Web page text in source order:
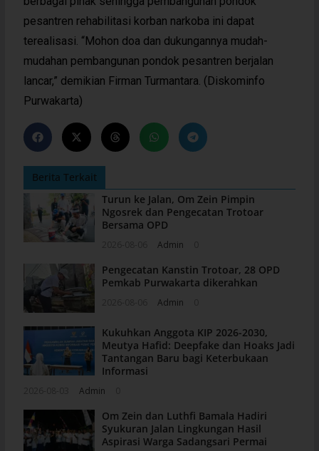
pesantren rehabilitasi korban narkoba ini dapat
terealisasi. “Mohon doa dan dukungannya mudah-
mudahan pembangunan pondok pesantren berjalan
lancar,” demikian Firman Turmantara. (Diskominfo
Purwakarta)
Berita Terkait
Turun ke Jalan, Om Zein Pimpin
Ngosrek dan Pengecatan Trotoar
Bersama OPD
Admin
Pengecatan Kanstin Trotoar, 28 OPD
Pemkab Purwakarta dikerahkan
Admin
Kukuhkan Anggota KIP 2026-2030,
Meutya Hafid: Deepfake dan Hoaks Jadi
Tantangan Baru bagi Keterbukaan
Informasi
Admin
Om Zein dan Luthfi Bamala Hadiri
Syukuran Jalan Lingkungan Hasil
Aspirasi Warga Sadangsari Permai